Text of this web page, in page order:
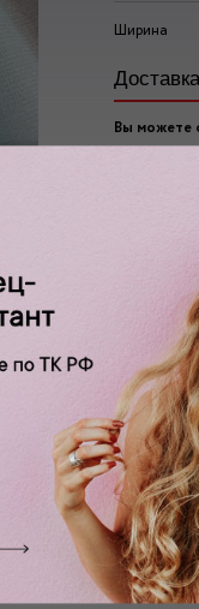
Ширина
Вы можете
г. Москва,
пн-пт:
сб/вс: